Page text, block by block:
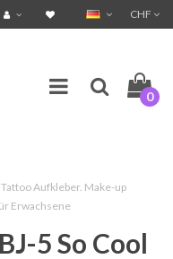
CHF
0
Aufkleber. Make-up
Erwachsene
5 So Cool